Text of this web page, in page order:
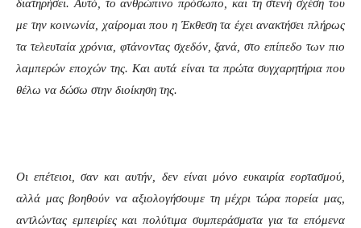
διατηρήσει. Αυτό, το ανθρώπινο πρόσωπο, και τη στενή σχέση του
με την κοινωνία, χαίρομαι που η Έκθεση τα έχει ανακτήσει πλήρως
τα τελευταία χρόνια, φτάνοντας σχεδόν, ξανά, στο επίπεδο των πιο
λαμπερών εποχών της. Και αυτά είναι τα πρώτα συγχαρητήρια που
θέλω να δώσω στην διοίκηση της.
Οι επέτειοι, σαν και αυτήν, δεν είναι μόνο ευκαιρία εορτασμού,
αλλά μας βοηθούν να αξιολογήσουμε τη μέχρι τώρα πορεία μας,
αντλώντας εμπειρίες και πολύτιμα συμπεράσματα για τα επόμενα